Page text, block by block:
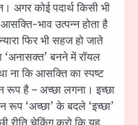
अगर कोई पदार्थ किसी भी
भाव उत्पन्न होता है
फिर भी सहज हो जाते
‘अनासक्त’ बनने में रॉयल
ना कि आसक्ति का स्पष्ट
रूप है – अच्छा लगना। इच्छा
रूप ‘अच्छा’ के बदले ‘इच्छा’